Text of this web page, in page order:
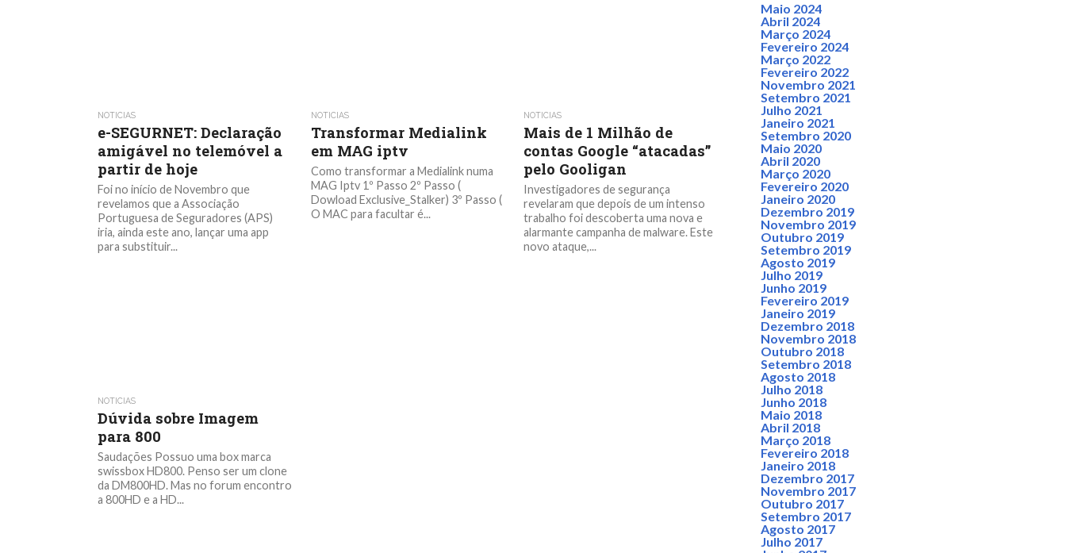
NOTICIAS
e-SEGURNET: Declaração
amigável no telemóvel a
partir de hoje
Foi no início de Novembro que
revelamos que a Associação
Portuguesa de Seguradores (APS)
iria, ainda este ano, lançar uma app
para substituir...
NOTICIAS
Transformar Medialink
em MAG iptv
Como transformar a Medialink numa
MAG Iptv 1º Passo 2º Passo (
Dowload Exclusive_Stalker) 3º Passo (
O MAC para facultar é...
NOTICIAS
Mais de 1 Milhão de
contas Google “atacadas”
pelo Gooligan
Investigadores de segurança
revelaram que depois de um intenso
trabalho foi descoberta uma nova e
alarmante campanha de malware. Este
novo ataque,...
NOTICIAS
Dúvida sobre Imagem
para 800
Saudações Possuo uma box marca
swissbox HD800. Penso ser um clone
da DM800HD. Mas no forum encontro
a 800HD e a HD...
Maio 2024
Abril 2024
Março 2024
Fevereiro 2024
Março 2022
Fevereiro 2022
Novembro 2021
Setembro 2021
Julho 2021
Janeiro 2021
Setembro 2020
Maio 2020
Abril 2020
Março 2020
Fevereiro 2020
Janeiro 2020
Dezembro 2019
Novembro 2019
Outubro 2019
Setembro 2019
Agosto 2019
Julho 2019
Junho 2019
Fevereiro 2019
Janeiro 2019
Dezembro 2018
Novembro 2018
Outubro 2018
Setembro 2018
Agosto 2018
Julho 2018
Junho 2018
Maio 2018
Abril 2018
Março 2018
Fevereiro 2018
Janeiro 2018
Dezembro 2017
Novembro 2017
Outubro 2017
Setembro 2017
Agosto 2017
Julho 2017